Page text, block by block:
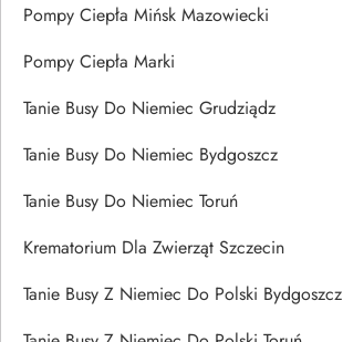
Pompy Ciepła Mińsk Mazowiecki
Pompy Ciepła Marki
Tanie Busy Do Niemiec Grudziądz
Tanie Busy Do Niemiec Bydgoszcz
Tanie Busy Do Niemiec Toruń
Krematorium Dla Zwierząt Szczecin
Tanie Busy Z Niemiec Do Polski Bydgoszcz